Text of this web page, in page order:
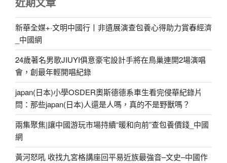
新華全媒+·文明中國行丨非遺展演查包養心得助力賞春經濟
_中國網
24歲著名男歌JIUYI俱意豪宅設計手將在鳥巢連開2場演唱
會，創最年輕開唱紀錄
japan(日本)小學OSDER奧斯德德系車生看完侵華紀錄片
問：那些japan(日本)人還是人嗎，真的不是野獸嗎？
兩集聚焦|讓中國游玩市場持續“暖和向前”查包養價錢_中國
網
黃河怒吼 收找九宮格講座回平易近族最強音–文史–中國作